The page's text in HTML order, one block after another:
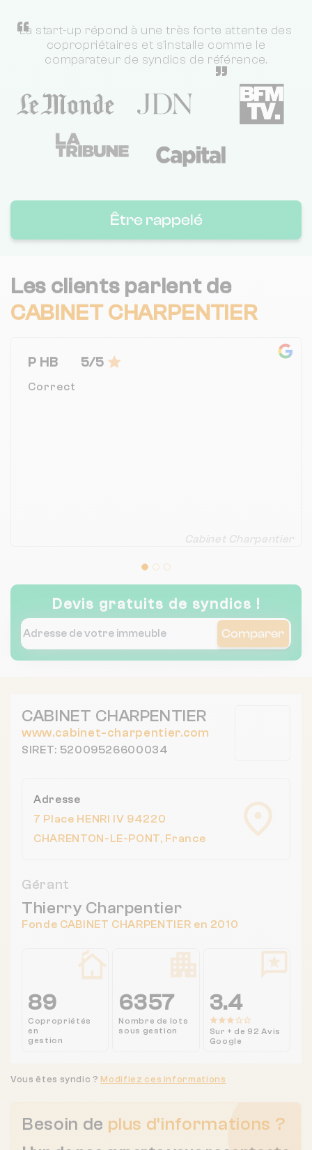
“
La start-up répond à une très forte attente des
copropriétaires et s'installe comme le
comparateur de syndics de référence.
”
Être rappelé
Les clients parlent de
CABINET CHARPENTIER
P HB 5/5
Correct
Cabinet Charpentier
Devis gratuits de syndics !
Comparer
CABINET CHARPENTIER
www.cabinet-charpentier.com
SIRET: 52009526600034
Adresse
7 Place HENRI IV 94220
CHARENTON-LE-PONT, France
Gérant
Thierry Charpentier
Fonde CABINET CHARPENTIER en 2010
89
Copropriétés
en
gestion
6357
Nombre de lots
sous gestion
3.4
Sur + de 92 Avis
Google
Besoin de plus d'informations ?
Vous êtes syndic ? Modifiez ces informations